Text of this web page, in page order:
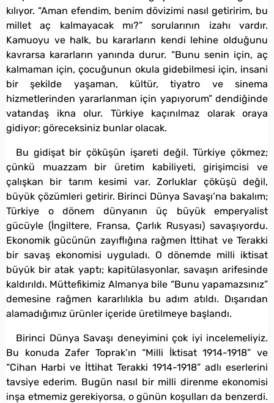
kılıyor. “Aman efendim, benim dövizimi nasıl getiririm, bu
millet aç kalmayacak mı?” sorularının izahı vardır.
Kamuoyu ve halk, bu kararların kendi lehine olduğunu
kavrarsa kararların yanında durur. “Bunu senin için, aç
kalmaman için, çocuğunun okula gidebilmesi için, insani
bir şekilde yaşaman, kültür, tiyatro ve sinema
hizmetlerinden yararlanman için yapıyorum” dendiğinde
vatandaş ikna olur. Türkiye kaçınılmaz olarak oraya
gidiyor; göreceksiniz bunlar olacak.
Bu gidişat bir çöküşün işareti değil. Türkiye çökmez;
çünkü muazzam bir üretim kabiliyeti, girişimcisi ve
çalışkan bir tarım kesimi var. Zorluklar çöküşü değil,
büyük çözümleri getirir. Birinci Dünya Savaşı’na bakalım;
Türkiye o dönem dünyanın üç büyük emperyalist
gücüyle (İngiltere, Fransa, Çarlık Rusyası) savaşıyordu.
Ekonomik gücünün zayıflığına rağmen İttihat ve Terakki
bir savaş ekonomisi uyguladı. O dönemde milli iktisat
büyük bir atak yaptı; kapitülasyonlar, savaşın arifesinde
kaldırıldı. Müttefikimiz Almanya bile “Bunu yapamazsınız”
demesine rağmen kararlılıkla bu adım atıldı. Dışarıdan
alamadığımız ürünler içeride üretilmeye başlandı.
Birinci Dünya Savaşı deneyimini çok iyi incelemeliyiz.
Bu konuda Zafer Toprak’ın “Milli İktisat 1914-1918” ve
“Cihan Harbi ve İttihat Terakki 1914-1918” adlı eserlerini
tavsiye ederim. Bugün nasıl bir milli direnme ekonomisi
inşa etmemiz gerekiyorsa, o günün koşulları da benzerdi.